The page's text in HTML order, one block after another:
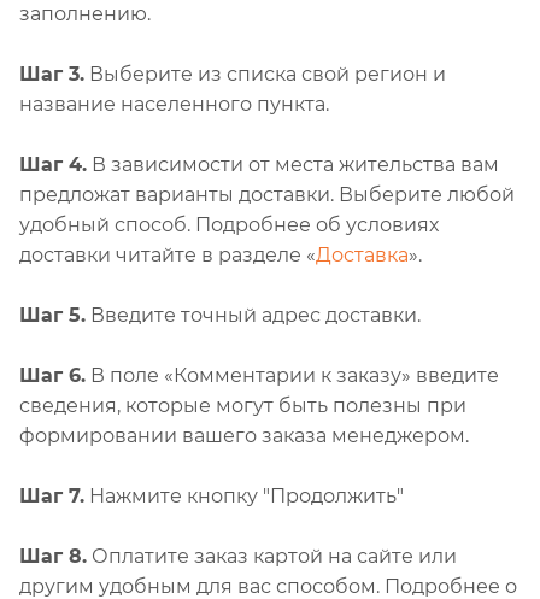
заполнению.
Шаг 3. Выберите из списка свой регион и
название населенного пункта.
Шаг 4. В зависимости от места жительства вам
предложат варианты доставки. Выберите любой
удобный способ. Подробнее об условиях
доставки читайте в разделе «Доставка».
Шаг 5. Введите точный адрес доставки.
Шаг 6. В поле «Комментарии к заказу» введите
сведения, которые могут быть полезны при
формировании вашего заказа менеджером.
Шаг 7. Нажмите кнопку "Продолжить"
Шаг 8. Оплатите заказ картой на сайте или
другим удобным для вас способом. Подробнее о